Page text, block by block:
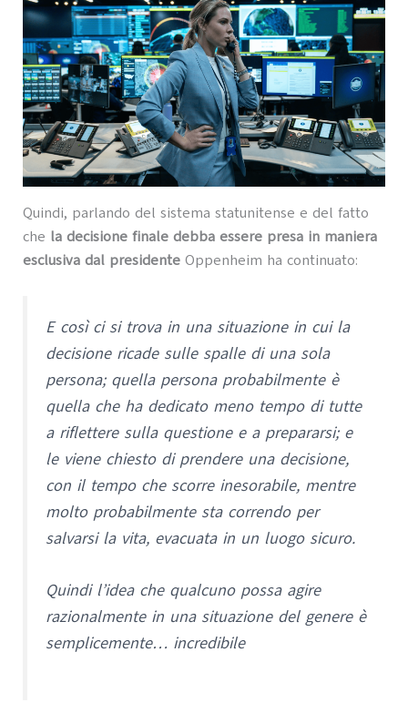
Quindi, parlando del sistema statunitense e del fatto
che la decisione finale debba essere presa in maniera
esclusiva dal presidenteOppenheim ha continuato:
E così ci si trova in una situazione in cui la
decisione ricade sulle spalle di una sola
persona; quella persona probabilmente è
quella che ha dedicato meno tempo di tutte
a riflettere sulla questione e a prepararsi; e
le viene chiesto di prendere una decisione,
con il tempo che scorre inesorabile, mentre
molto probabilmente sta correndo per
salvarsi la vita, evacuata in un luogo sicuro.
Quindi l’idea che qualcuno possa agire
razionalmente in una situazione del genere è
semplicemente… incredibile